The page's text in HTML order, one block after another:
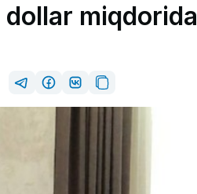
dollar miqdorida